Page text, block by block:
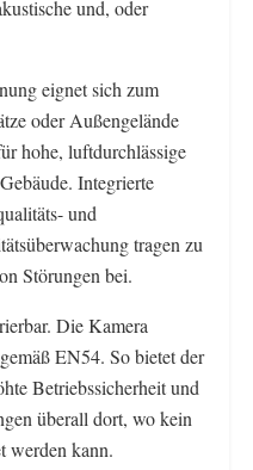
und, oder
eignet sich zum
oder Außengelände
hohe, luftdurchlässige
Integrierte
und
tragen zu
Störungen bei.
Die Kamera
EN54. So bietet der
Betriebssicherheit und
überall dort, wo kein
werden kann.